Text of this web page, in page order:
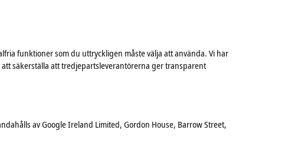
funktioner som du uttryckligen måste välja att använda. Vi har
säkerställa att tredjepartsleverantörerna ger transparent
av Google Ireland Limited, Gordon House, Barrow Street,